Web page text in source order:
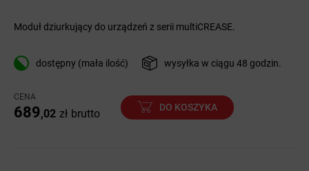
Moduł dziurkujący do urządzeń z serii multiCREASE.
dostępny (mała ilość) wysyłka w ciągu 48 godzin.
CENA
689,02 zł brutto
DO KOSZYKA